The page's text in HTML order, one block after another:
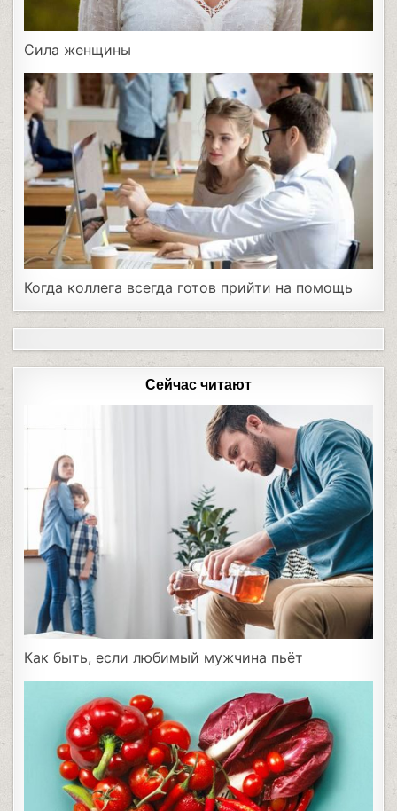
Сила женщины
Когда коллега всегда готов прийти на помощь
Сейчас читают
Как быть, если любимый мужчина пьёт